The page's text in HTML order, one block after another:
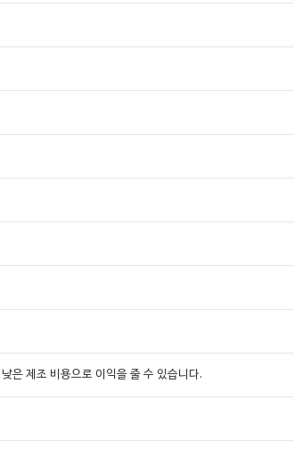
은 제조 비용으로 이익을 줄 수 있습니다.